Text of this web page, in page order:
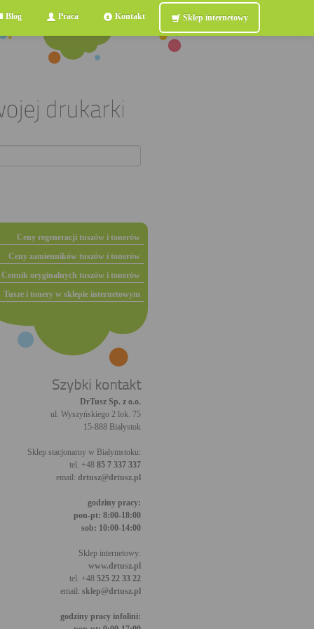
Blog Praca Kontakt Sklep internetowy
Ceny regeneracji tuszów i tonerów
Ceny zamienników tuszów i tonerów
Cennik oryginalnych tuszów i tonerów
Tusze i tonery w sklepie internetowym
Szybki kontakt
DrTusz Sp. z o.o.
ul. Wyszyńskiego 2 lok. 75
15-888 Białystok
Sklep stacjonarny w Białymstoku:
tel. +48 85 7 337 337
email: drtusz@drtusz.pl
godziny pracy:
pon-pt: 8:00-18:00
sob: 10:00-14:00
Sklep internetowy:
www.drtusz.pl
tel. +48 525 22 33 22
email: sklep@drtusz.pl
godziny pracy infolini: